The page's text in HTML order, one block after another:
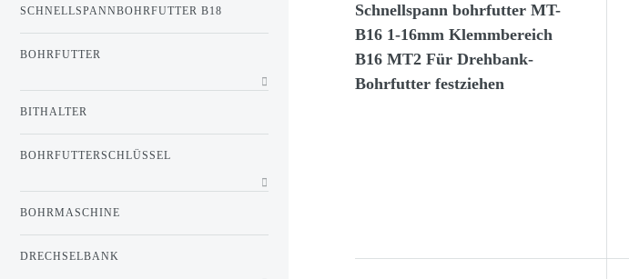
Schnellspann bohrfutter MT-
B16 1-16mm Klemmbereich
B16 MT2 Für Drehbank-
Bohrfutter festziehen
SCHNELLSPANNBOHRFUTTER B18
BOHRFUTTER
BITHALTER
BOHRFUTTERSCHLÜSSEL
BOHRMASCHINE
DRECHSELBANK